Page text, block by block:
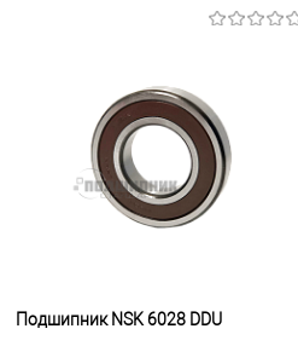
Подшипник NSK 6028 DDU